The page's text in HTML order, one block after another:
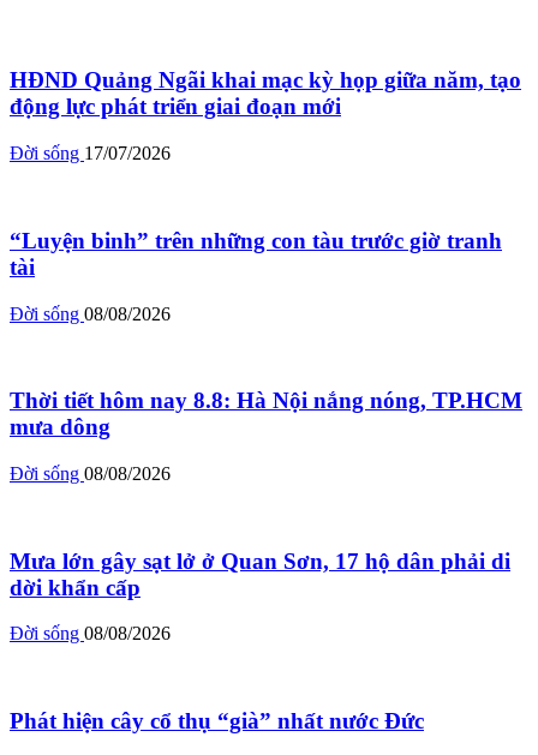
HĐND Quảng Ngãi khai mạc kỳ họp giữa năm, tạo
động lực phát triển giai đoạn mới
Đời sống 17/07/2026
“Luyện binh” trên những con tàu trước giờ tranh
tài
Đời sống 08/08/2026
Thời tiết hôm nay 8.8: Hà Nội nắng nóng, TP.HCM
mưa dông
Đời sống 08/08/2026
Mưa lớn gây sạt lở ở Quan Sơn, 17 hộ dân phải di
dời khẩn cấp
Đời sống 08/08/2026
Phát hiện cây cổ thụ “già” nhất nước Đức